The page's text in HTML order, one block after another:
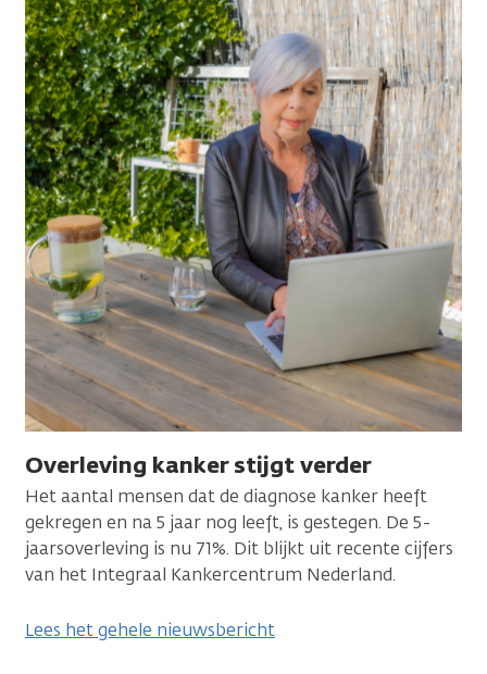
Overleving kanker stijgt verder
Het aantal mensen dat de diagnose kanker heeft
gekregen en na 5 jaar nog leeft, is gestegen. De 5-
jaarsoverleving is nu 71%. Dit blijkt uit recente cijfers
van het Integraal Kankercentrum Nederland.
Lees het gehele nieuwsbericht